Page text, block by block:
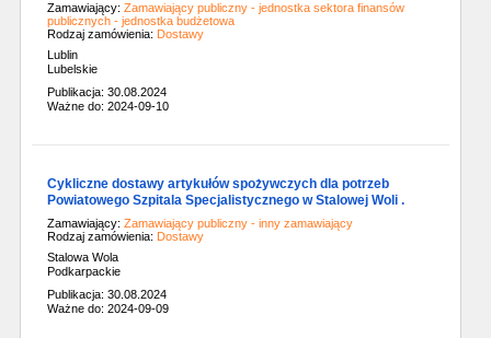
Zamawiający: Zamawiający publiczny - jednostka sektora finansów
publicznych - jednostka budżetowa
Rodzaj zamówienia: Dostawy
Lublin
Lubelskie
Publikacja: 30.08.2024
Ważne do: 2024-09-10
Cykliczne dostawy artykułów spożywczych dla potrzeb
Powiatowego Szpitala Specjalistycznego w Stalowej Woli .
Zamawiający: Zamawiający publiczny - inny zamawiający
Rodzaj zamówienia: Dostawy
Stalowa Wola
Podkarpackie
Publikacja: 30.08.2024
Ważne do: 2024-09-09